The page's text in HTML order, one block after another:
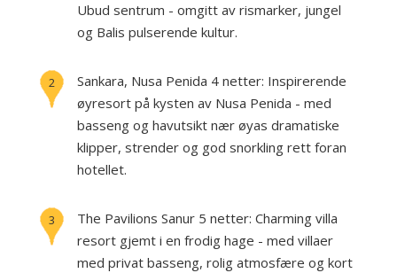
Ubud sentrum - omgitt av rismarker, jungel
og Balis pulserende kultur.
2 Sankara, Nusa Penida 4 netter: Inspirerende
øyresort på kysten av Nusa Penida - med
basseng og havutsikt nær øyas dramatiske
klipper, strender og god snorkling rett foran
hotellet.
3 The Pavilions Sanur 5 netter: Charming villa
resort gjemt i en frodig hage - med villaer
med privat basseng, rolig atmosfære og kort